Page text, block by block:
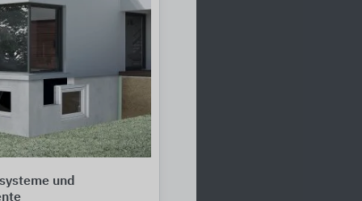
und